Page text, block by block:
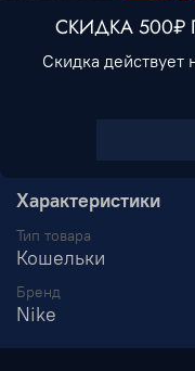
Характеристики
Тип товара
Кошельки
Бренд
Nike
СКИДКА 500₽
Скидка действует